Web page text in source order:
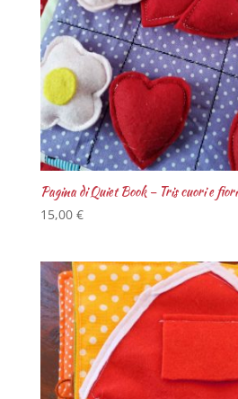
Pagina di Quiet Book – Tris cuori e fiori
15,00 €